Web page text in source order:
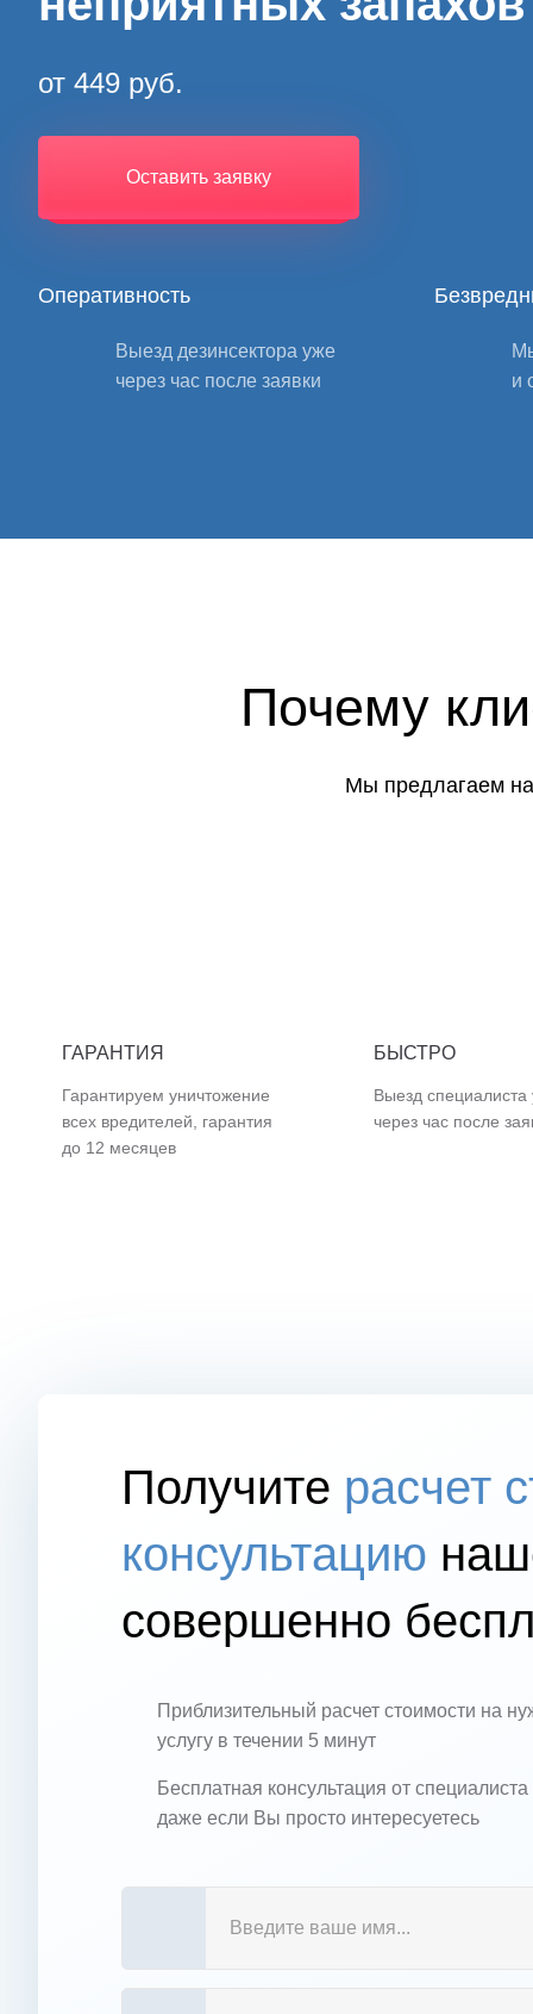
от 449 руб.
Оставить заявку
Оперативность
Выезд дезинсектора уже
через час после заявки
и
Почему
Мы предлагаем
ГАРАНТИЯ
Гарантируем уничтожение
всех вредителей, гарантия
до 12 месяцев
БЫСТРО
Выезд специалиста
через час после
Получите расчет
консультацию
совершенно
Приблизительный расчет стоимости на
услугу в течении 5 минут
Бесплатная консультация от
даже если Вы просто интересуетесь